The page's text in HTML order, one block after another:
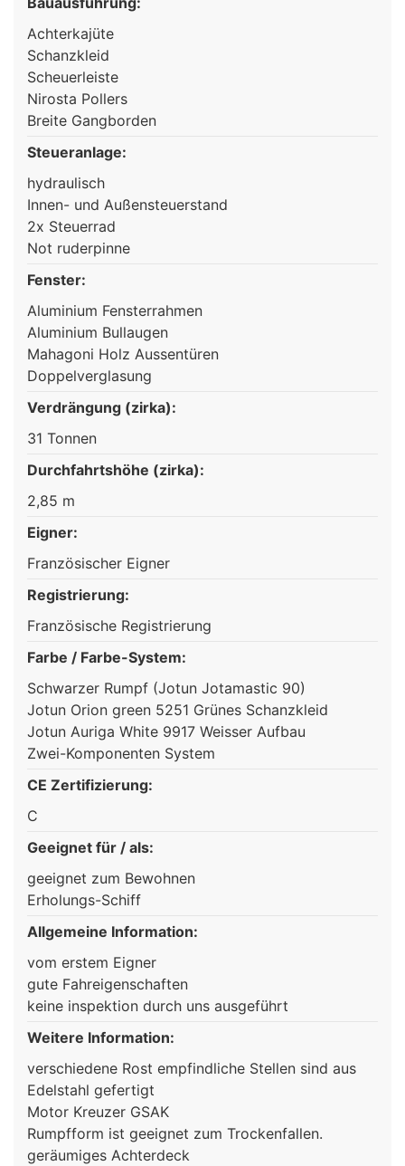
Achterkajüte
Schanzkleid
Scheuerleiste
Nirosta Pollers
Breite Gangborden
Steueranlage:
hydraulisch
Innen- und Außensteuerstand
2x Steuerrad
Not ruderpinne
Fenster:
Aluminium Fensterrahmen
Aluminium Bullaugen
Mahagoni Holz Aussentüren
Doppelverglasung
Verdrängung (zirka):
31 Tonnen
Durchfahrtshöhe (zirka):
2,85 m
Eigner:
Französischer Eigner
Registrierung:
Französische Registrierung
Farbe / Farbe-System:
Schwarzer Rumpf (Jotun Jotamastic 90)
Jotun Orion green 5251 Grünes Schanzkleid
Jotun Auriga White 9917 Weisser Aufbau
Zwei-Komponenten System
CE Zertifizierung:
C
Geeignet für / als:
geeignet zum Bewohnen
Erholungs-Schiff
Allgemeine Information:
vom erstem Eigner
gute Fahreigenschaften
keine inspektion durch uns ausgeführt
Weitere Information:
verschiedene Rost empfindliche Stellen sind aus
Edelstahl gefertigt
Motor Kreuzer GSAK
Rumpfform ist geeignet zum Trockenfallen.
geräumiges Achterdeck